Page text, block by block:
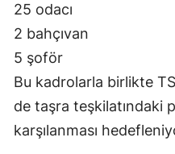
25 odacı
2 bahçıvan
5 şoför
Bu kadrolarla birlikte
de taşra teşkilatındaki
karşılanması